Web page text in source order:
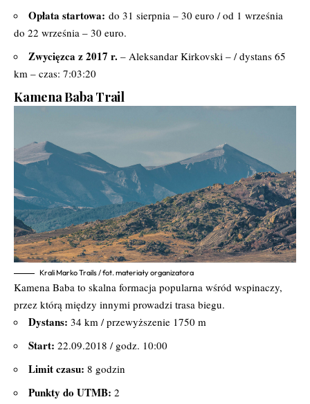
Opłata startowa: do 31 sierpnia – 30 euro / od 1 września
do 22 września – 30 euro.
Zwycięzca z 2017 r. – Aleksandar Kirkovski – / dystans 65
km – czas: 7:03:20
Kamena Baba Trail
Krali Marko Trails / fot. materiały organizatora
Kamena Baba to skalna formacja popularna wśród wspinaczy,
przez którą między innymi prowadzi trasa biegu.
Dystans: 34 km / przewyższenie 1750 m
Start: 22.09.2018 / godz. 10:00
Limit czasu: 8 godzin
Punkty do UTMB: 2